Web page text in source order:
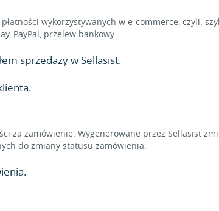
wykorzystywanych w e-commerce, czyli:
PayPal, przelew bankowy.
sprzedaży w Sellasist.
za zamówienie. Wygenerowane przez Sellasist
do zmiany statusu zamówienia.